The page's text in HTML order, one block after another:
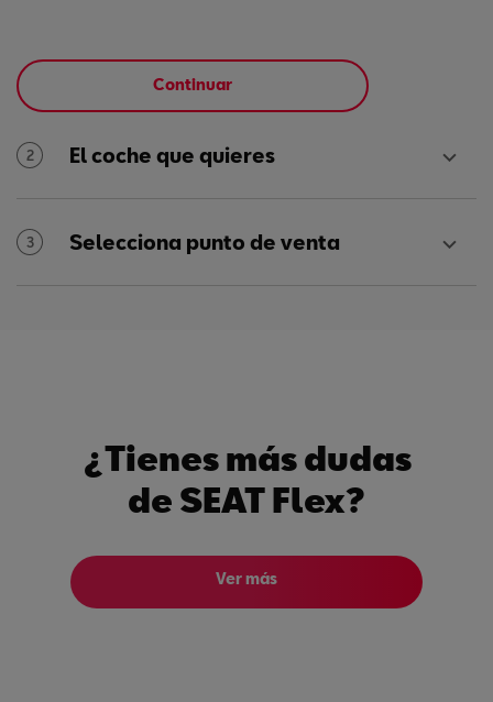
Continuar
2 El coche que quieres
3 Selecciona punto de venta
¿Tienes más dudas
de SEAT Flex?
Ver más